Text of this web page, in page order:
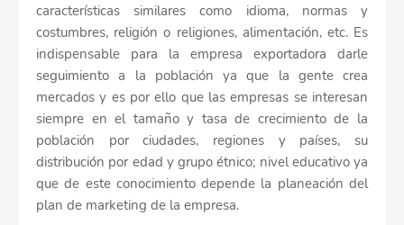
características similares como idioma, normas y
costumbres, religión o religiones, alimentación, etc. Es
indispensable para la empresa exportadora darle
seguimiento a la población ya que la gente crea
mercados y es por ello que las empresas se interesan
siempre en el tamaño y tasa de crecimiento de la
población por ciudades, regiones y países, su
distribución por edad y grupo étnico; nivel educativo ya
que de este conocimiento depende la planeación del
plan de marketing de la empresa.